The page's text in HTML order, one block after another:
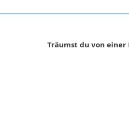
Träumst du von einer